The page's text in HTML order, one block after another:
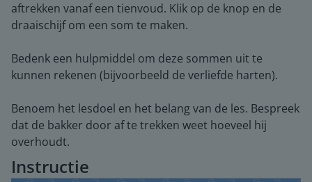
aftrekken vanaf een tienvoud. Klik op de knop en de
draaischijf om een som te maken.
Bedenk een hulpmiddel om deze sommen uit te
kunnen rekenen (bijvoorbeeld de verliefde harten).
Benoem het lesdoel en het belang van de les. Bespreek
dat de bakker door af te trekken weet hoeveel hij
overhoudt.
Instructie